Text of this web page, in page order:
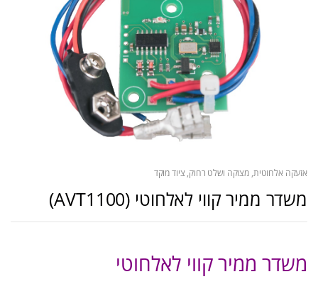
אזעקה אלחוטית, מצוקה ושלט רחוק, ציוד מוקד
משדר ממיר קווי לאלחוטי (AVT1100)
משדר ממיר קווי לאלחוטי